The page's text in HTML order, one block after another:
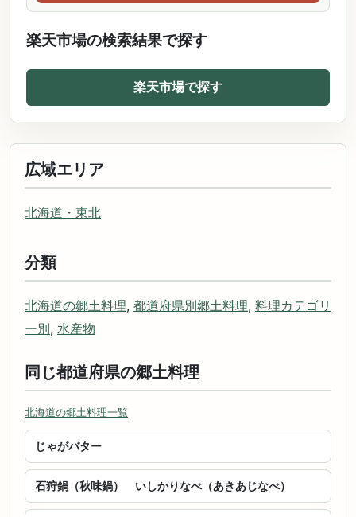
楽天市場の検索結果で探す
楽天市場で探す
広域エリア
北海道・東北
分類
北海道の郷土料理, 都道府県別郷土料理, 料理カテゴリ
ー別, 水産物
同じ都道府県の郷土料理
北海道の郷土料理一覧
じゃがバター
石狩鍋（秋味鍋） いしかりなべ（あきあじなべ）